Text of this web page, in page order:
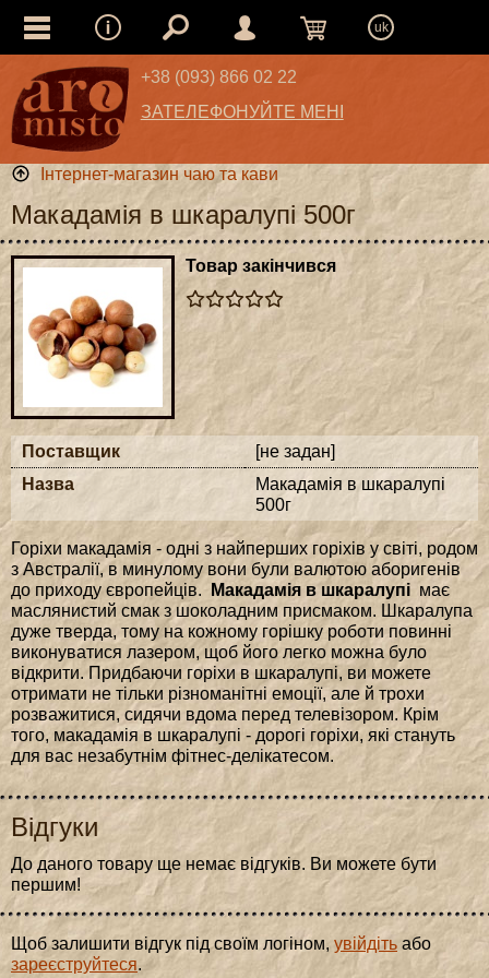
uk
+38 (093) 866 02 22
ЗАТЕЛЕФОНУЙТЕ МЕНІ
Інтернет-магазин чаю та кави
Макадамія в шкаралупі 500г
Товар закінчився
Поставщик
[не задан]
Назва
Макадамія в шкаралупі
500г
Горіхи макадамія - одні з найперших горіхів у світі, родом
з Австралії, в минулому вони були валютою аборигенів
до приходу європейців.
Макадамія в шкаралупі має
маслянистий смак з шоколадним присмаком. Шкаралупа
дуже тверда, тому на кожному горішку роботи повинні
виконуватися лазером, щоб його легко можна було
відкрити. Придбаючи горіхи в шкаралупі, ви можете
отримати не тільки різноманітні емоції, але й трохи
розважитися, сидячи вдома перед телевізором. Крім
того, макадамія в шкаралупі - дорогі горіхи, які стануть
для вас незабутнім фітнес-делікатесом.
Відгуки
До даного товару ще немає відгуків. Ви можете бути
першим!
Щоб залишити відгук під своїм логіном, увійдіть або
зареєструйтеся.